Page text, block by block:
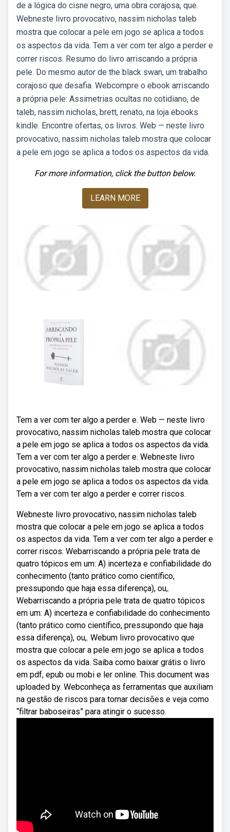
de a lógica do cisne negro, uma obra corajosa, que.
Webneste livro provocativo, nassim nicholas taleb
mostra que colocar a pele em jogo se aplica a todos
os aspectos da vida. Tem a ver com ter algo a perder e
correr riscos. Resumo do livro arriscando a própria
pele. Do mesmo autor de the black swan, um trabalho
corajoso que desafia. Webcompre o ebook arriscando
a própria pele: Assimetrias ocultas no cotidiano, de
taleb, nassim nicholas, brett, renato, na loja ebooks
kindle. Encontre ofertas, os livros. Web — neste livro
provocativo, nassim nicholas taleb mostra que colocar
a pele em jogo se aplica a todos os aspectos da vida.
For more information, click the button below.
LEARN MORE
Tem a ver com ter algo a perder e. Web — neste livro
provocativo, nassim nicholas taleb mostra que colocar
a pele em jogo se aplica a todos os aspectos da vida.
Tem a ver com ter algo a perder e. Webneste livro
provocativo, nassim nicholas taleb mostra que colocar
a pele em jogo se aplica a todos os aspectos da vida.
Tem a ver com ter algo a perder e correr riscos.
Webneste livro provocativo, nassim nicholas taleb
mostra que colocar a pele em jogo se aplica a todos
os aspectos da vida. Tem a ver com ter algo a perder e
correr riscos. Webarriscando a própria pele trata de
quatro tópicos em um: A) incerteza e confiabilidade do
conhecimento (tanto prático como científico,
pressupondo que haja essa diferença), ou,.
Webarriscando a própria pele trata de quatro tópicos
em um: A) incerteza e confiabilidade do conhecimento
(tanto prático como científico, pressupondo que haja
essa diferença), ou,. Webum livro provocativo que
mostra que colocar a pele em jogo se aplica a todos
os aspectos da vida. Saiba como baixar grátis o livro
em pdf, epub ou mobi e ler online. This document was
uploaded by. Webconheça as ferramentas que auxiliam
na gestão de riscos para tomar decisões e veja como
“filtrar baboseiras” para atingir o sucesso.